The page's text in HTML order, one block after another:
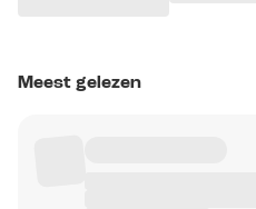
Meest gelezen